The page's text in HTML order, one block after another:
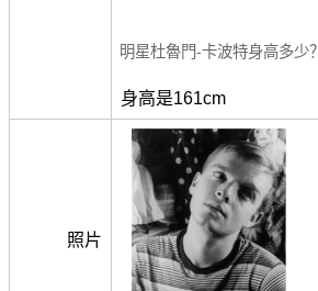
明星杜魯門-卡波特身高多少？
身高是161cm
照片